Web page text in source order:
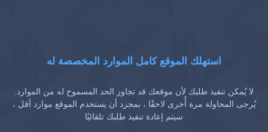
استهلك الموقع كامل الموارد المخصصة له
لا يُمكن تنفيذ طلبك لأن موقعك قد تجاوز الحد المسموح له من الموارد.
يُرجى المحاولة مرة أُخرى لاحقًا ، بمجرد أن يستخدم الموقع موارد أقل ،
سيتم إعادة تنفيذ طلبك تلقائيًا